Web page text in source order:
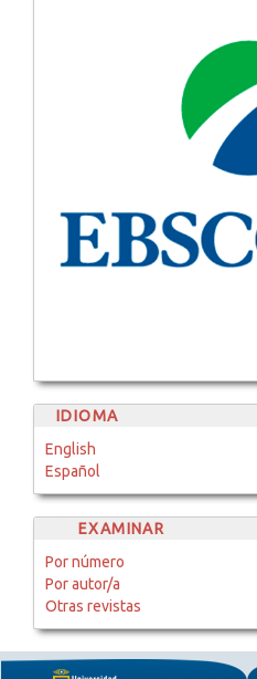
IDIOMA
English
Español
EXAMINAR
Por número
Por autor/a
Otras revistas